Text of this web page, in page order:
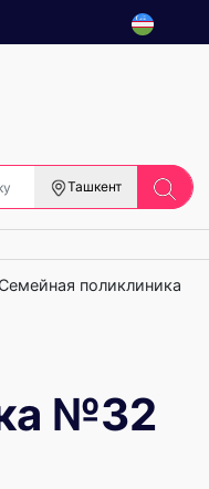
Ташкент
поликлиника
№32